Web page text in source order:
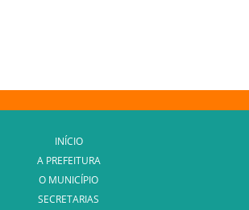
INÍCIO
A PREFEITURA
O MUNICÍPIO
SECRETARIAS